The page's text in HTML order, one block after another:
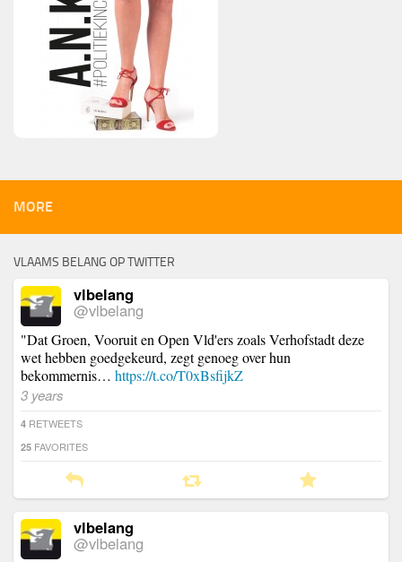
MORE
VLAAMS BELANG OP TWITTER
vlbelang
@vlbelang
"Dat Groen, Vooruit en Open Vld'ers zoals Verhofstadt deze
wet hebben goedgekeurd, zegt genoeg over hun
bekommernis… https://t.co/T0xBsfijkZ
3 years
4 RETWEETS
25 FAVORITES
vlbelang
@vlbelang